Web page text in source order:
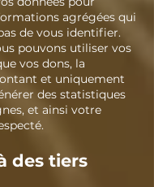
agrégées qui
de vous identifier.
pouvons utiliser vos
vos dons, la
et uniquement
des statistiques
et ainsi votre
des tiers